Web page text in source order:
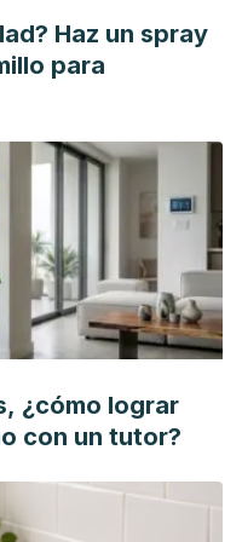
Haz un spray
para
¿cómo lograr
con un tutor?